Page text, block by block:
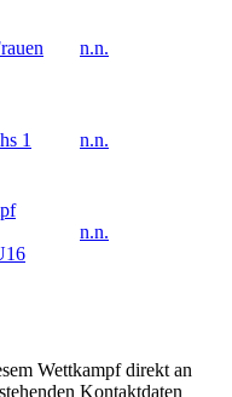
n.n.
1 n.n.
n.n.
Wettkampf direkt an
Kontaktdaten